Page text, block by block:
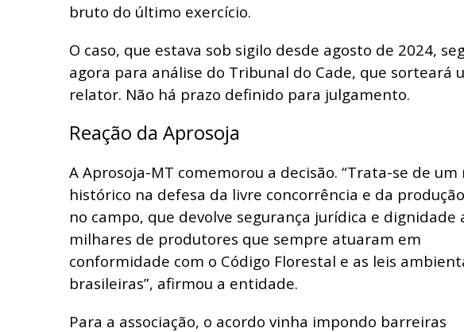
bruto do último exercício.
O caso, que estava sob sigilo desde agosto de 2024,
agora para análise do Tribunal do Cade, que sorteará
relator. Não há prazo definido para julgamento.
Reação da Aprosoja
A Aprosoja-MT comemorou a decisão. “Trata-se de um
histórico na defesa da livre concorrência e da
no campo, que devolve segurança jurídica e dignidade
milhares de produtores que sempre atuaram em
conformidade com o Código Florestal e as leis
brasileiras”, afirmou a entidade.
Para a associação, o acordo vinha impondo barreiras